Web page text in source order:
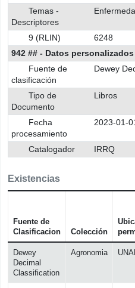
Temas -
Descriptores
9 (RLIN)
6248
942 ## - Datos
Fuente de
clasificación
Dewey
Tipo de
Documento
Libros
Fecha
procesamiento
2023-01-
Catalogador IRRQ
Existencias
Fuente de
Clasificacion
Colección
Dewey
Decimal
Classification
Agronomia